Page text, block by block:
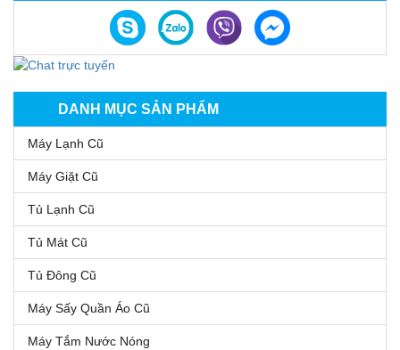
DANH MỤC SẢN PHẨM
Máy Lạnh Cũ
Máy Giặt Cũ
Tủ Lạnh Cũ
Tủ Mát Cũ
Tủ Đông Cũ
Máy Sấy Quần Áo Cũ
Máy Tắm Nước Nóng